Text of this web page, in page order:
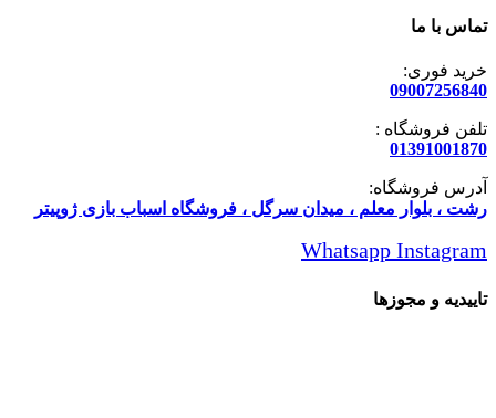
با ما
فوری:
فروشگاه :
فروشگاه:
، بلوار معلم ، میدان سرگل ، فروشگاه اسباب بازی ژوپیتر
Whatsapp
و مجوزها